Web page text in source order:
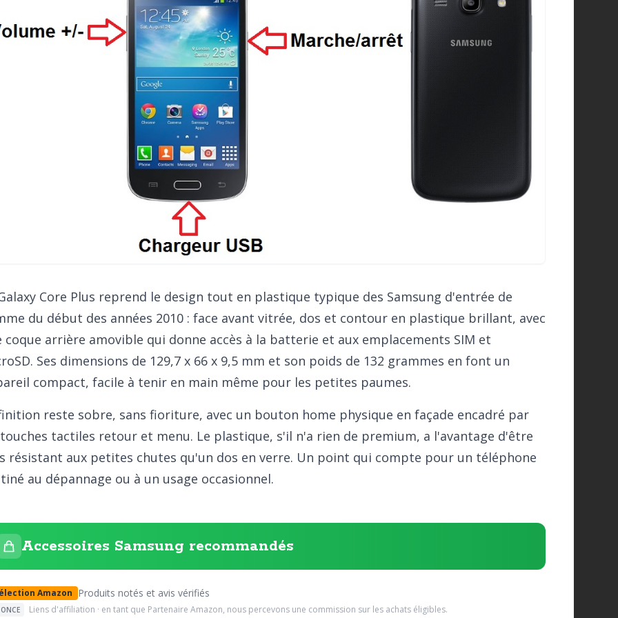
Core Plus reprend le design tout en plastique typique des Samsung d'entrée de
du début des années 2010 : face avant vitrée, dos et contour en plastique brillant, avec
coque arrière amovible qui donne accès à la batterie et aux emplacements SIM et
Ses dimensions de 129,7 x 66 x 9,5 mm et son poids de 132 grammes en font un
compact, facile à tenir en main même pour les petites paumes.
reste sobre, sans fioriture, avec un bouton home physique en façade encadré par
tactiles retour et menu. Le plastique, s'il n'a rien de premium, a l'avantage d'être
résistant aux petites chutes qu'un dos en verre. Un point qui compte pour un téléphone
au dépannage ou à un usage occasionnel.
Accessoires Samsung recommandés
Amazon Produits notés et avis vérifiés
Liens d'affiliation · en tant que Partenaire Amazon, nous percevons une commission sur les achats éligibles.